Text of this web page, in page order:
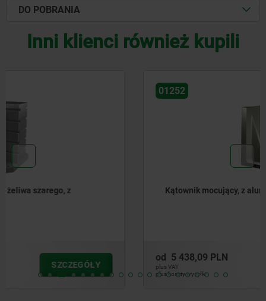
DO POBRANIA
Inni klienci również kupili
Kątownik mocujący, z aluminium
5 438,09 PLN
plus koszty wysyłki
SZCZEGÓŁY